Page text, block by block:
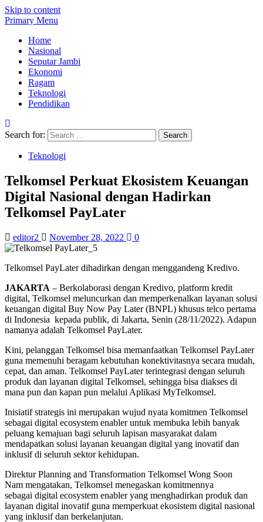
Skip to content
Primary Menu
Home
Nasional
Seputar Jambi
Ekonomi
Ragam
Teknologi
Pendidikan
Search for:
Teknologi
Telkomsel Perkuat Ekosistem Keuangan
Digital Nasional dengan Hadirkan
Telkomsel PayLater
editor2 November 28, 2022 0
Telkomsel PayLater dihadirkan dengan menggandeng Kredivo.
JAKARTA – Berkolaborasi dengan Kredivo, platform kredit
digital, Telkomsel meluncurkan dan memperkenalkan layanan solusi
keuangan digital Buy Now Pay Later (BNPL) khusus telco pertama
di Indonesia kepada publik, di Jakarta, Senin (28/11/2022). Adapun
namanya adalah Telkomsel PayLater.
Kini, pelanggan Telkomsel bisa memanfaatkan Telkomsel PayLater
guna memenuhi beragam kebutuhan konektivitasnya secara mudah,
cepat, dan aman. Telkomsel PayLater terintegrasi dengan seluruh
produk dan layanan digital Telkomsel, sehingga bisa diakses di
mana pun dan kapan pun melalui Aplikasi MyTelkomsel.
Inisiatif strategis ini merupakan wujud nyata komitmen Telkomsel
sebagai digital ecosystem enabler untuk membuka lebih banyak
peluang kemajuan bagi seluruh lapisan masyarakat dalam
mendapatkan solusi layanan keuangan digital yang inovatif dan
inklusif di seluruh sektor kehidupan.
Direktur Planning and Transformation Telkomsel Wong Soon
Nam mengatakan, Telkomsel menegaskan komitmennya
sebagai digital ecosystem enabler yang menghadirkan produk dan
layanan digital inovatif guna memperkuat ekosistem digital nasional
yang inklusif dan berkelanjutan.